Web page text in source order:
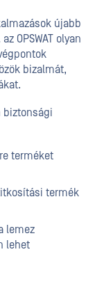
újabb
OPSWAT olyan
bizalmát,
biztonsági
terméket
termék
lemez
lehet